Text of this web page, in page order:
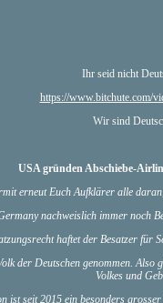
Ihr seid nicht
https://www.bitchute.com/
Wir sind
USA gründen Abschiebe-
erneut Euch Aufklärer alle
nachweislich immer noch
haftet der Besatzer für
der Deutschen genommen.
Volkes und
ist seit 2015 ein besonders